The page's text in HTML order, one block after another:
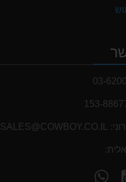
03-
153-
SALES@COWBOY.CO.IL
עקוב